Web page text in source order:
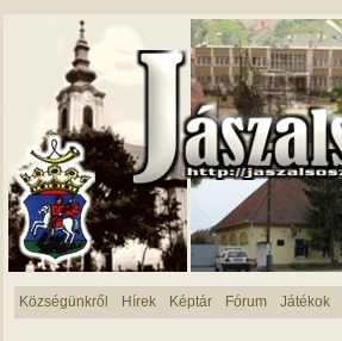
Községünkről Hírek Képtár Fórum Játékok